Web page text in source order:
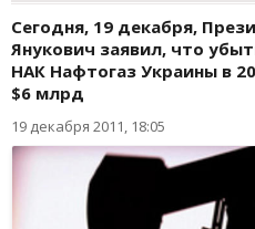
Сегодня, 19 декабря,
Янукович заявил, что
НАК Нафтогаз Украины в
$6 млрд
19 декабря 2011, 18:05